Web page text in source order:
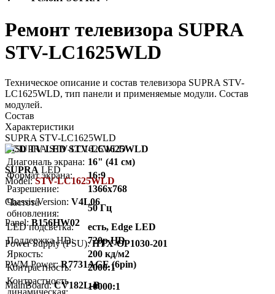
Ремонт телевизора SUPRA
STV-LC1625WLD
Техническое описание и состав телевизора SUPRA STV-
LC1625WLD, тип панели и применяемые модули. Состав
модулей.
Состав
Характеристики
SUPRA STV-LC1625WLD
LCD TV LED STV-LC1625WLD
Диагональ экрана: 16" (41 см)
Формат экрана:
16:9
Разрешение:
1366x768
Частота
обновления:
50 Гц
LED подсветка:
есть, Edge LED
Поддержка HD:
720p HD
Яркость:
200 кд/м2
Контрастность:
2000:1
Контрастность
динамическая:
10000:1
SUPRA LED
Model:STV-LC1625WLD
Chassis/Version: V4L06
Panel: B156HW02
Power Supply (PSU):HTX-OP1030-201
PWM Power:R7731AGE (6pin)
MainBoard:CV182L-B